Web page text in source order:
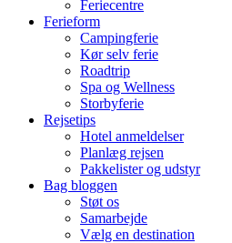
Feriecentre
Ferieform
Campingferie
Kør selv ferie
Roadtrip
Spa og Wellness
Storbyferie
Rejsetips
Hotel anmeldelser
Planlæg rejsen
Pakkelister og udstyr
Bag bloggen
Støt os
Samarbejde
Vælg en destination